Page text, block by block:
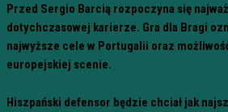
Przed Sergio Barcią rozpoczyna się
dotychczasowej karierze. Gra dla Bragi
najwyższe cele w Portugalii oraz
europejskiej scenie.
Hiszpański defensor będzie chciał jak